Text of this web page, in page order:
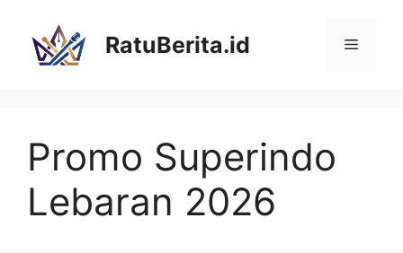
RatuBerita.id Menu
Promo Superindo
Lebaran 2026